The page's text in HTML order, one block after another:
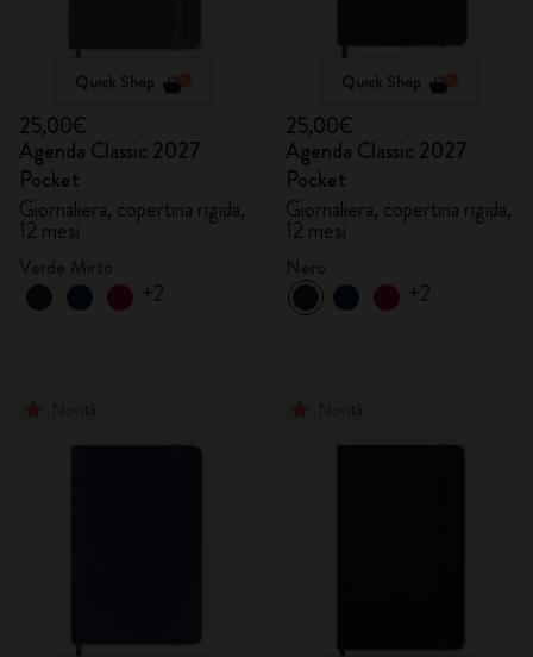
Quick Shop
25,00€
Agenda Classic 2027
Pocket
Giornaliera, copertina rigida,
12 mesi
+2
Quick Shop
25,00€
Agenda Classic 2027
Pocket
Giornaliera, copertina rigida,
12 mesi
+2